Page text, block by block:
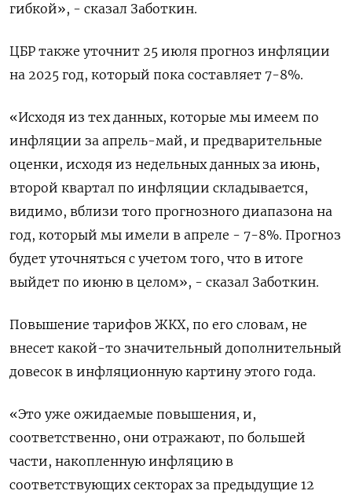
гибкой», - сказал Заботкин.
ЦБР также уточнит 25 июля прогноз инфляции
на 2025 год, который пока составляет 7-8%.
«Исходя из тех данных, которые мы имеем по
инфляции за апрель-май, и предварительные
оценки, исходя из недельных данных за июнь,
второй квартал по инфляции складывается,
видимо, вблизи того прогнозного диапазона на
год, который мы имели в апреле - 7-8%. Прогноз
будет уточняться с учетом того, что в итоге
выйдет по июню в целом», - сказал Заботкин.
Повышение тарифов ЖКХ, по его словам, не
внесет какой-то значительный дополнительный
довесок в инфляционную картину этого года.
«Это уже ожидаемые повышения, и,
соответственно, они отражают, по большей
части, накопленную инфляцию в
соответствующих секторах за предыдущие 12